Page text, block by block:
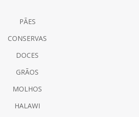
PÃES
CONSERVAS
DOCES
GRÃOS
MOLHOS
HALAWI